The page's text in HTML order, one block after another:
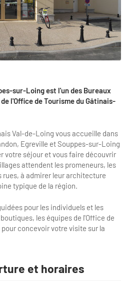
sur-Loing est l'un des Bureaux
l'Office de Tourisme du Gâtinais-
Val-de-Loing vous accueille dans
Egreville et Souppes-sur-Loing
votre séjour et vous faire découvrir
attendent les promeneurs, les
rues, à admirer leur architecture
typique de la région.
pour les individuels et les
les équipes de l'Office de
concevoir votre visite sur la
et horaires